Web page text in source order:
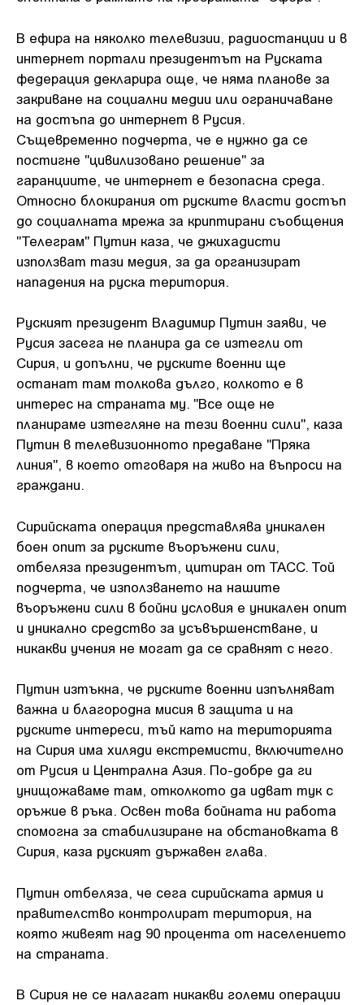
В ефира на няколко телевизии, радиостанции и в
интернет портали президентът на Руската
федерация декларира още, че няма планове за
закриване на социални медии или ограничаване
на достъпа до интернет в Русия.
Същевременно подчерта, че е нужно да се
постигне "цивилизовано решение" за
гаранциите, че интернет е безопасна среда.
Относно блокирания от руските власти достъп
до социалната мрежа за криптирани съобщения
"Телеграм" Путин каза, че джихадисти
използват тази медия, за да организират
нападения на руска територия.
Руският президент Владимир Путин заяви, че
Русия засега не планира да се изтегли от
Сирия, и допълни, че руските военни ще
останат там толкова дълго, колкото е в
интерес на страната му. "Все още не
планираме изтегляне на тези военни сили", каза
Путин в телевизионното предаване "Пряка
линия", в което отговаря на живо на въпроси на
граждани.
Сирийската операция представлява уникален
боен опит за руските въоръжени сили,
отбеляза президентът, цитиран от ТАСС. Той
подчерта, че използването на нашите
въоръжени сили в бойни условия е уникален опит
и уникално средство за усъвършенстване, и
никакви учения не могат да се сравнят с него.
Путин изтъкна, че руските военни изпълняват
важна и благородна мисия в защита и на
руските интереси, тъй като на територията
на Сирия има хиляди екстремисти, включително
от Русия и Централна Азия. По-добре да ги
унищожаваме там, отколкото да идват тук с
оръжие в ръка. Освен това бойната ни работа
спомогна за стабилизиране на обстановката в
Сирия, каза руският държавен глава.
Путин отбеляза, че сега сирийската армия и
правителство контролират територия, на
която живеят над 90 процента от населението
на страната.
В Сирия не се налагат никакви големи операции